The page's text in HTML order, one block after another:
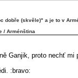
dobře (skvěle)" a je to v
/ Arménština
Ganjik, proto nechť
:bravo: